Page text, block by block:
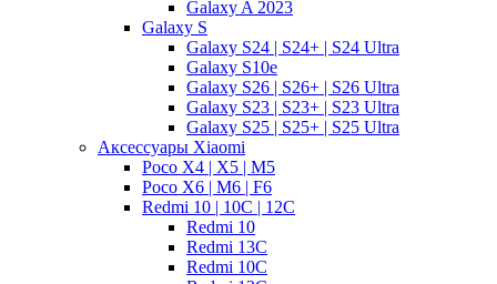
Galaxy A 2023
Galaxy S
Galaxy S24 | S24+ | S24 Ultra
Galaxy S10e
Galaxy S26 | S26+ | S26 Ultra
Galaxy S23 | S23+ | S23 Ultra
Galaxy S25 | S25+ | S25 Ultra
Аксессуары Xiaomi
Poco X4 | X5 | M5
Poco X6 | M6 | F6
Redmi 10 | 10C | 12C
Redmi 10
Redmi 13C
Redmi 10C